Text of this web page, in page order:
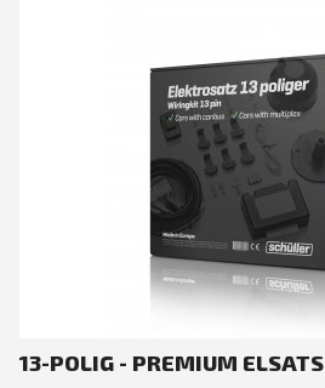
13-POLIG - PREMIUM ELSATS